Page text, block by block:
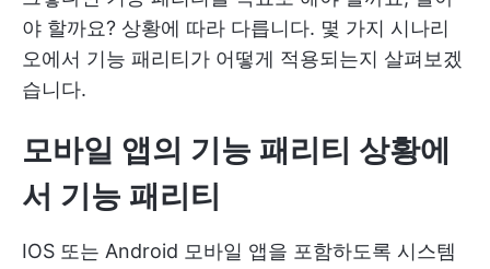
야 할까요? 상황에 따라 다릅니다. 몇 가지 시나리
오에서 기능 패리티가 어떻게 적용되는지 살펴보겠
습니다.
모바일 앱 의 기능 패리티 상황에
서 기능 패리티
IOS 또는 Android 모바일 앱을 포함하도록 시스템